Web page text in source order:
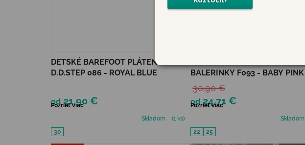
DETSKÉ BAREFOOT PLÁTENKY
D.D.STEP 086 - ROYAL BLUE
od21,90 €
Pozrieť viac
Skladom
(1 ks)
30
BALERINKY F093 - BABY PINK
od24,71 €
30,90 €
Pozrieť viac
Skladom
22
25